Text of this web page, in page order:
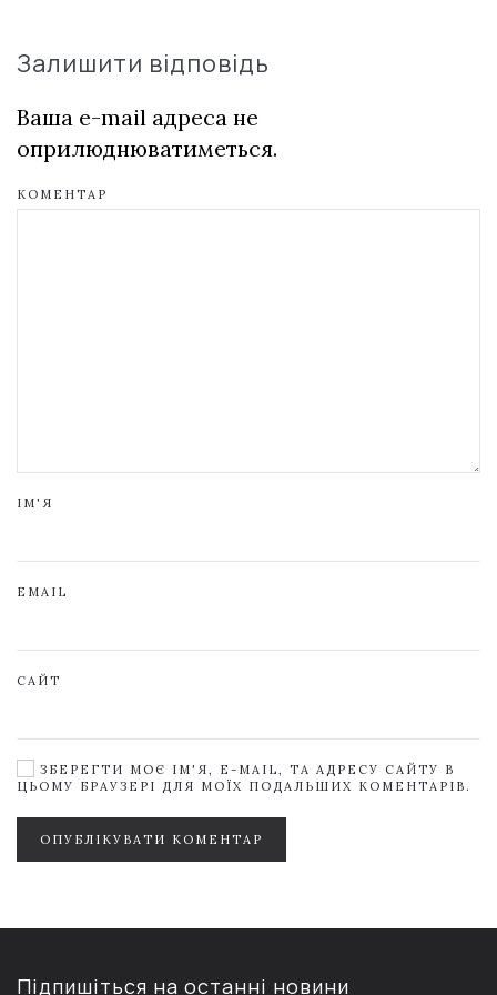
Залишити відповідь
Ваша e-mail адреса не
оприлюднюватиметься.
КОМЕНТАР
ІМ'Я
EMAIL
САЙТ
ЗБЕРЕГТИ МОЄ ІМ'Я, E-MAIL, ТА АДРЕСУ САЙТУ В
ЦЬОМУ БРАУЗЕРІ ДЛЯ МОЇХ ПОДАЛЬШИХ КОМЕНТАРІВ.
ОПУБЛІКУВАТИ КОМЕНТАР
Підпишіться на останні новини